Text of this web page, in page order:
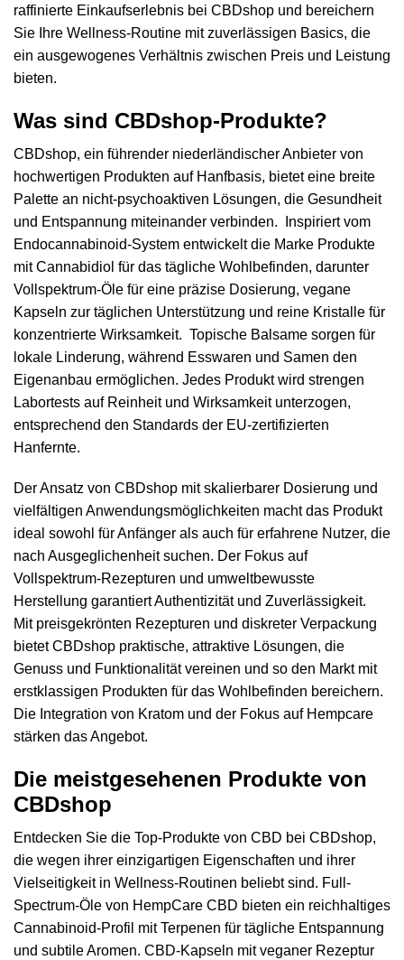
raffinierte Einkaufserlebnis bei CBDshop und bereichern
Sie Ihre Wellness-Routine mit zuverlässigen Basics, die
ein ausgewogenes Verhältnis zwischen Preis und Leistung
bieten.
Was sind CBDshop-Produkte?
CBDshop, ein führender niederländischer Anbieter von
hochwertigen Produkten auf Hanfbasis, bietet eine breite
Palette an nicht-psychoaktiven Lösungen, die Gesundheit
und Entspannung miteinander verbinden. Inspiriert vom
Endocannabinoid-System entwickelt die Marke Produkte
mit Cannabidiol für das tägliche Wohlbefinden, darunter
Vollspektrum-Öle für eine präzise Dosierung, vegane
Kapseln zur täglichen Unterstützung und reine Kristalle für
konzentrierte Wirksamkeit. Topische Balsame sorgen für
lokale Linderung, während Esswaren und Samen den
Eigenanbau ermöglichen. Jedes Produkt wird strengen
Labortests auf Reinheit und Wirksamkeit unterzogen,
entsprechend den Standards der EU-zertifizierten
Hanfernte.
Der Ansatz von CBDshop mit skalierbarer Dosierung und
vielfältigen Anwendungsmöglichkeiten macht das Produkt
ideal sowohl für Anfänger als auch für erfahrene Nutzer, die
nach Ausgeglichenheit suchen. Der Fokus auf
Vollspektrum-Rezepturen und umweltbewusste
Herstellung garantiert Authentizität und Zuverlässigkeit.
Mit preisgekrönten Rezepturen und diskreter Verpackung
bietet CBDshop praktische, attraktive Lösungen, die
Genuss und Funktionalität vereinen und so den Markt mit
erstklassigen Produkten für das Wohlbefinden bereichern.
Die Integration von Kratom und der Fokus auf Hempcare
stärken das Angebot.
Die meistgesehenen Produkte von
CBDshop
Entdecken Sie die Top-Produkte von CBD bei CBDshop,
die wegen ihrer einzigartigen Eigenschaften und ihrer
Vielseitigkeit in Wellness-Routinen beliebt sind. Full-
Spectrum-Öle von HempCare CBD bieten ein reichhaltiges
Cannabinoid-Profil mit Terpenen für tägliche Entspannung
und subtile Aromen. CBD-Kapseln mit veganer Rezeptur